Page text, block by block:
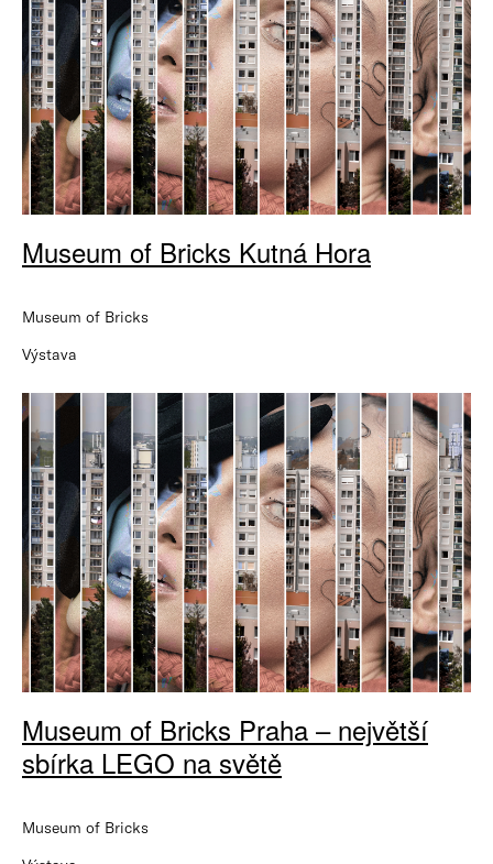
Museum of Bricks Kutná Hora
Museum of Bricks
Výstava
Museum of Bricks Praha – největší
sbírka LEGO na světě
Museum of Bricks